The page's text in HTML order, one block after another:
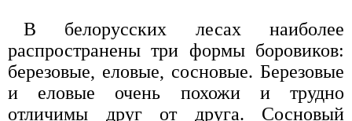
В белорусских лесах наиболее
распространены три формы боровиков:
березовые, еловые, сосновые. Березовые
и еловые очень похожи и трудно
отличимы друг от друга. Сосновый